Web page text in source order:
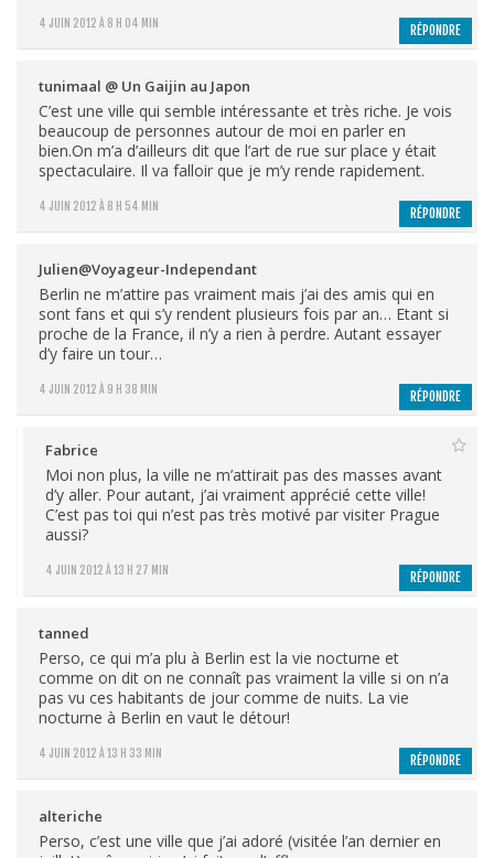
4 JUIN 2012 À 8 H 04 MIN RÉPONDRE
tunimaal @ Un Gaijin au Japon
4 JUIN 2012 À 8 H 54 MIN
C’est une ville qui semble intéressante et très riche. Je vois
beaucoup de personnes autour de moi en parler en
bien.On m’a d’ailleurs dit que l’art de rue sur place y était
spectaculaire. Il va falloir que je m’y rende rapidement.
RÉPONDRE
Julien@Voyageur-Independant
4 JUIN 2012 À 9 H 38 MIN
Berlin ne m’attire pas vraiment mais j’ai des amis qui en
sont fans et qui s’y rendent plusieurs fois par an… Etant si
proche de la France, il n’y a rien à perdre. Autant essayer
d’y faire un tour…
RÉPONDRE
Fabrice
4 JUIN 2012 À 13 H 27 MIN
Moi non plus, la ville ne m’attirait pas des masses avant
d’y aller. Pour autant, j’ai vraiment apprécié cette ville!
C’est pas toi qui n’est pas très motivé par visiter Prague
aussi?
RÉPONDRE
tanned
4 JUIN 2012 À 13 H 33 MIN
Perso, ce qui m’a plu à Berlin est la vie nocturne et
comme on dit on ne connaît pas vraiment la ville si on n’a
pas vu ces habitants de jour comme de nuits. La vie
nocturne à Berlin en vaut le détour!
RÉPONDRE
alteriche
Perso, c’est une ville que j’ai adoré (visitée l’an dernier en